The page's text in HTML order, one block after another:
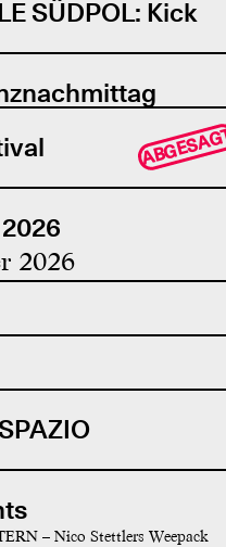
SÜDPOL: Kick
2026
– Nico Stettlers Weepack